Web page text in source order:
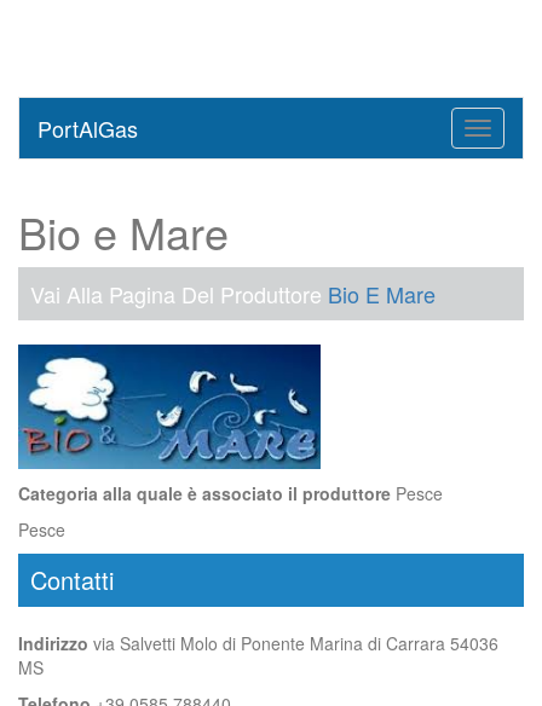
Toggle
PortAlGas
Bio e Mare
Vai Alla Pagina Del Produttore Bio E Mare
Categoria alla quale è associato il produttore Pesce
Pesce
Contatti
Indirizzo via Salvetti Molo di Ponente Marina di Carrara 54036
MS